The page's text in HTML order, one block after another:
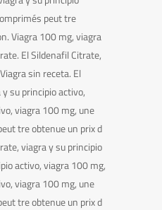
peut tre
Viagra 100 mg, viagra
El Sildenafil Citrate,
sin receta. El
su principio activo,
viagra 100 mg, une
tre obtenue un prix d
viagra y su principio
activo, viagra 100 mg,
viagra 100 mg, une
tre obtenue un prix d